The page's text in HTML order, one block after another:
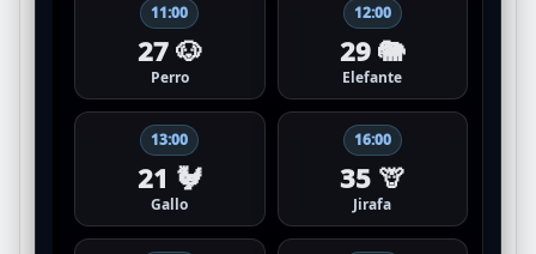
11:00
27 🐶
Perro
12:00
29 🐘
Elefante
13:00
21 🐓
Gallo
16:00
35 🦒
Jirafa